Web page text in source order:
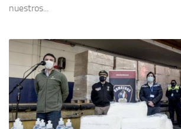
nuestros...